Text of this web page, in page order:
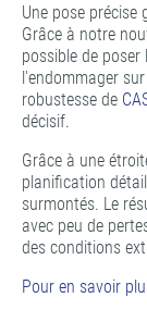
Une pose précise
Grâce à notre
possible de
l'endommager
robustesse de
décisif.
Grâce à une
planification
surmontés. Le
avec peu de
des conditions
Pour en savoir